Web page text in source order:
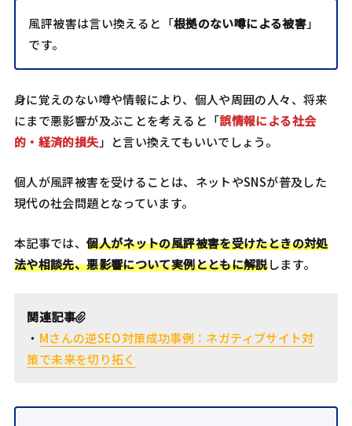
風評被害は言い換えると「根拠のない噂による被害」
です。
身に覚えのない噂や情報により、個人や周囲の人々、将来
にまで悪影響が及ぶことを考えると「誤情報による社会
的・経済的損失 」と言い換えてもいいでしょう。
個人が風評被害を受けることは、ネットやSNSが普及した
現代の社会問題となっています。
本記事では、個人がネットの風評被害を受けたときの対処
法や相談先、悪影響について実例とともに解説します。
関連記事
・ Mさんの逆SEO対策成功事例：ネガティブサイト対
策で未来を切り拓く